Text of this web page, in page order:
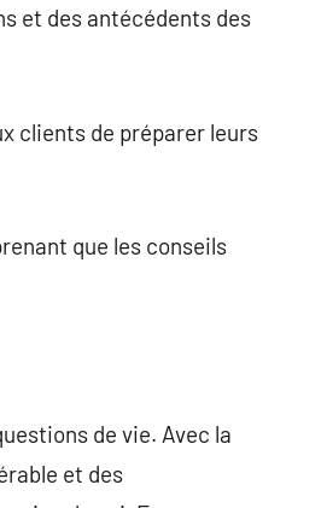
et des antécédents des
clients de préparer leurs
que les conseils
de vie. Avec la
et des